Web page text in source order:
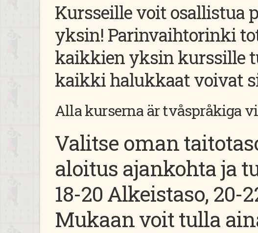
Kursseille voit osallistua
yksin! Parinvaihtorinki
kaikkien yksin kurssille
kaikki halukkaat voivat
Alla kurserna är tvåspråkiga
Valitse oman
aloitus ajankohta ja
18-20 Alkeistaso, 20-
Mukaan voit tulla